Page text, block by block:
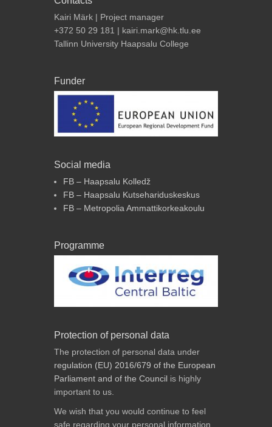
Kairi Märk | Project manager
+372 50 29 181 | kairi.mark@hk.tlu.ee
Tallinn University Haapsalu College
Funder
Social media
FB – Haapsalu Kolledž
FB – Haapsalu Kutsehariduskeskus
FB – Metropolia Ammattikorkeakoulu
Programme
Protection of personal data
The protection of personal data under
regulation (EU) 2016/679 of the European
Parliament and of the Council is highly
important to us.
We wish that you would continue to feel
safe regarding your personal information.